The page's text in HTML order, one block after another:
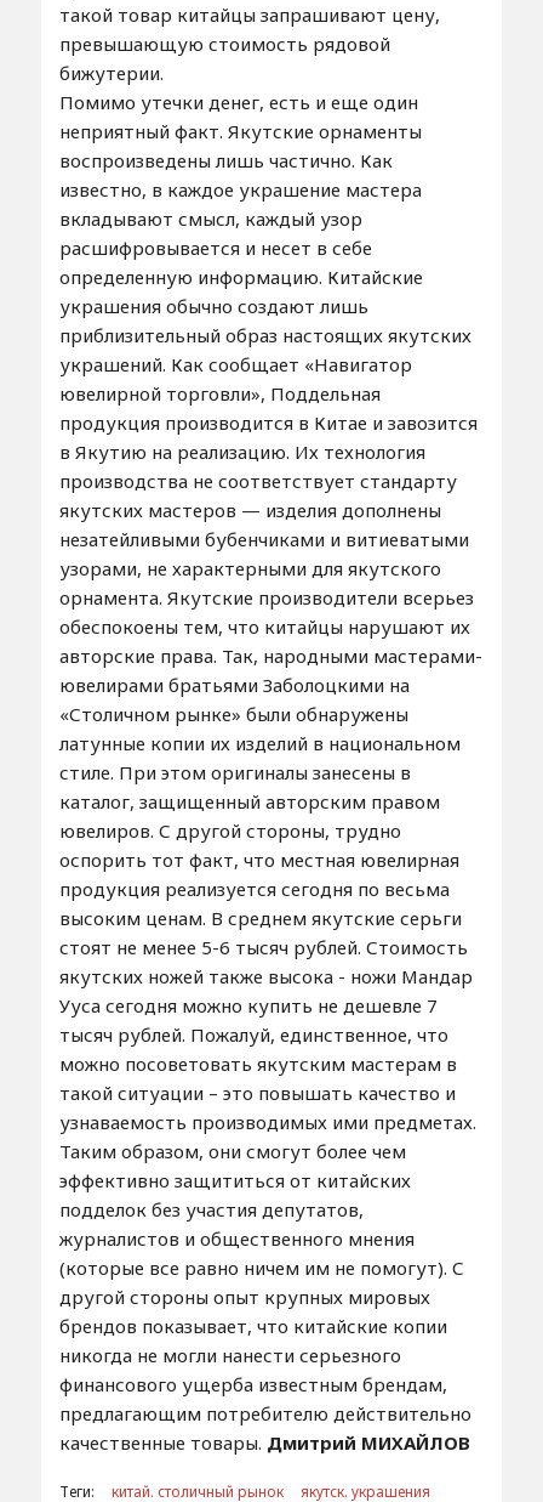
такой товар китайцы запрашивают цену,
превышающую стоимость рядовой
бижутерии.
Помимо утечки денег, есть и еще один
неприятный факт. Якутские орнаменты
воспроизведены лишь частично. Как
известно, в каждое украшение мастера
вкладывают смысл, каждый узор
расшифровывается и несет в себе
определенную информацию. Китайские
украшения обычно создают лишь
приблизительный образ настоящих якутских
украшений. Как сообщает «Навигатор
ювелирной торговли», Поддельная
продукция производится в Китае и завозится
в Якутию на реализацию. Их технология
производства не соответствует стандарту
якутских мастеров — изделия дополнены
незатейливыми бубенчиками и витиеватыми
узорами, не характерными для якутского
орнамента. Якутские производители всерьез
обеспокоены тем, что китайцы нарушают их
авторские права. Так, народными мастерами-
ювелирами братьями Заболоцкими на
«Столичном рынке» были обнаружены
латунные копии их изделий в национальном
стиле. При этом оригиналы занесены в
каталог, защищенный авторским правом
ювелиров. С другой стороны, трудно
оспорить тот факт, что местная ювелирная
продукция реализуется сегодня по весьма
высоким ценам. В среднем якутские серьги
стоят не менее 5-6 тысяч рублей. Стоимость
якутских ножей также высока - ножи Мандар
Ууса сегодня можно купить не дешевле 7
тысяч рублей. Пожалуй, единственное, что
можно посоветовать якутским мастерам в
такой ситуации – это повышать качество и
узнаваемость производимых ими предметах.
Таким образом, они смогут более чем
эффективно защититься от китайских
подделок без участия депутатов,
журналистов и общественного мнения
(которые все равно ничем им не помогут). С
другой стороны опыт крупных мировых
брендов показывает, что китайские копии
никогда не могли нанести серьезного
финансового ущерба известным брендам,
предлагающим потребителю действительно
качественные товары. Дмитрий МИХАЙЛОВ
Теги: китай. столичный рынок якутск. украшения